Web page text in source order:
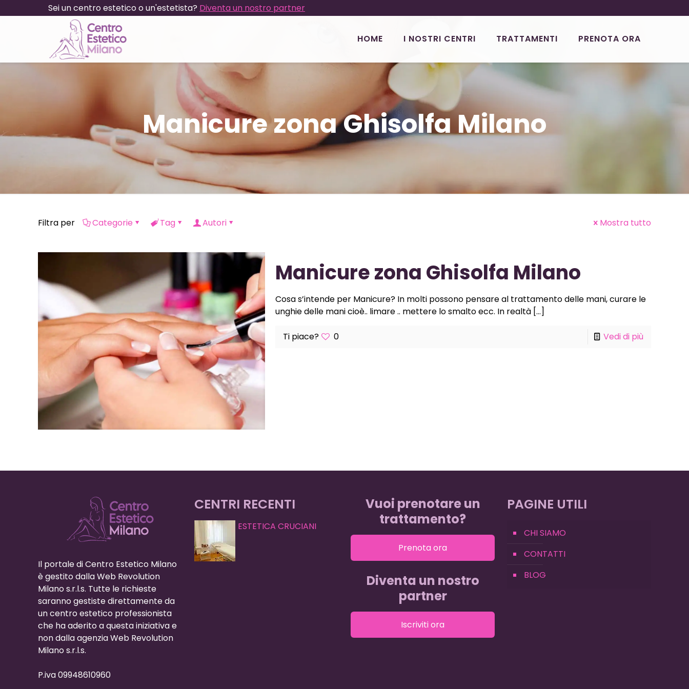
Sei un centro estetico o un'estetista? Diventa un nostro partner
HOME I NOSTRI CENTRI TRATTAMENTI PRENOTA ORA
Manicure zona Ghisolfa Milano
Filtra per Categorie Tag Autori Mostra tutto
Manicure zona Ghisolfa Milano
Cosa s’intende per Manicure? In molti possono pensare al trattamento delle mani, curare le
unghie delle mani cioè.. limare .. mettere lo smalto ecc. In realtà[…]
Ti piace? 0 Vedi di più
Il portale di Centro Estetico Milano
è gestito dalla Web Revolution
Milano s.r.l.s. Tutte le richieste
saranno gestiste direttamente da
un centro estetico professionista
che ha aderito a questa iniziativa e
non dalla agenzia Web Revolution
Milano s.r.l.s.
P.iva 09948610960
CENTRI RECENTI
ESTETICA CRUCIANI
Vuoi prenotare un
trattamento?
Prenota ora
Diventa un nostro
partner
Iscriviti ora
PAGINE UTILI
CHI SIAMO
CONTATTI
BLOG